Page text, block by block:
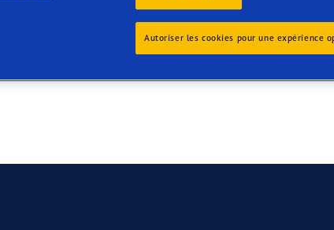
4Seasons GEN-3
Autoriser les cookies pour une expérience